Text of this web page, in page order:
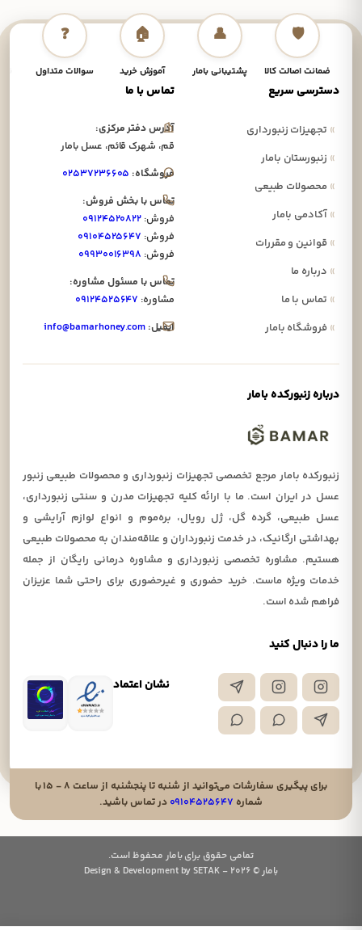
🛡️
ضمانت اصالت کالا
👤
پشتیبانی بامار
🏠
آموزش خرید
❓
سوالات متداول
ما را دنبال کنید
نشان اعتماد
دسترسی سریع
»تجهیزات زنبورداری
»زنبورستان بامار
»محصولات طبیعی
»آکادمی بامار
»قوانین و مقررات
»درباره ما
»تماس با ما
»فروشگاه بامار
تماس با ما
آدرس دفتر مرکزی:
قم، شهرک قائم، عسل بامار
فروشگاه: ۰۲۵۳۷۲۳۶۶۰۵
تماس با بخش فروش:
فروش: ۰۹۱۲۴۵۲۰۸۲۲
فروش: ۰۹۱۰۴۵۲۵۶۴۷
فروش: ۰۹۹۳۰۰۱۶۳۹۸
تماس با مسئول مشاوره:
مشاوره: ۰۹۱۲۴۵۲۵۶۴۷
ایمیل: info@bamarhoney.com
درباره زنبورکده بامار
زنبورکده بامار مرجع تخصصی تجهیزات زنبورداری و محصولات طبیعی زنبور
عسل در ایران است. ما با ارائه کلیه تجهیزات مدرن و سنتی زنبورداری،
عسل طبیعی، گرده گل، ژل رویال، بره‌موم و انواع لوازم آرایشی و
بهداشتی ارگانیک، در خدمت زنبورداران و علاقه‌مندان به محصولات طبیعی
هستیم. مشاوره تخصصی زنبورداری و مشاوره درمانی رایگان از جمله
خدمات ویژه ماست. خرید حضوری و غیرحضوری برای راحتی شما عزیزان
فراهم شده است.
برای پیگیری سفارشات می‌توانید از شنبه تا پنجشنبه از ساعت ۸ - ۱۵ با
شماره ۰۹۱۰۴۵۲۵۶۴۷در تماس باشید.
تمامی حقوق برای بامار محفوظ است.
بامار © 2026 - Design & Development by SETAK